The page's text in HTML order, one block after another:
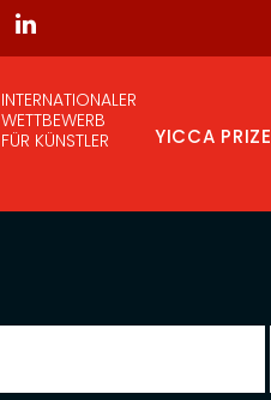
INTERNATIONALER
WETTBEWERB
FÜR KÜNSTLER
YICCA PRIZE